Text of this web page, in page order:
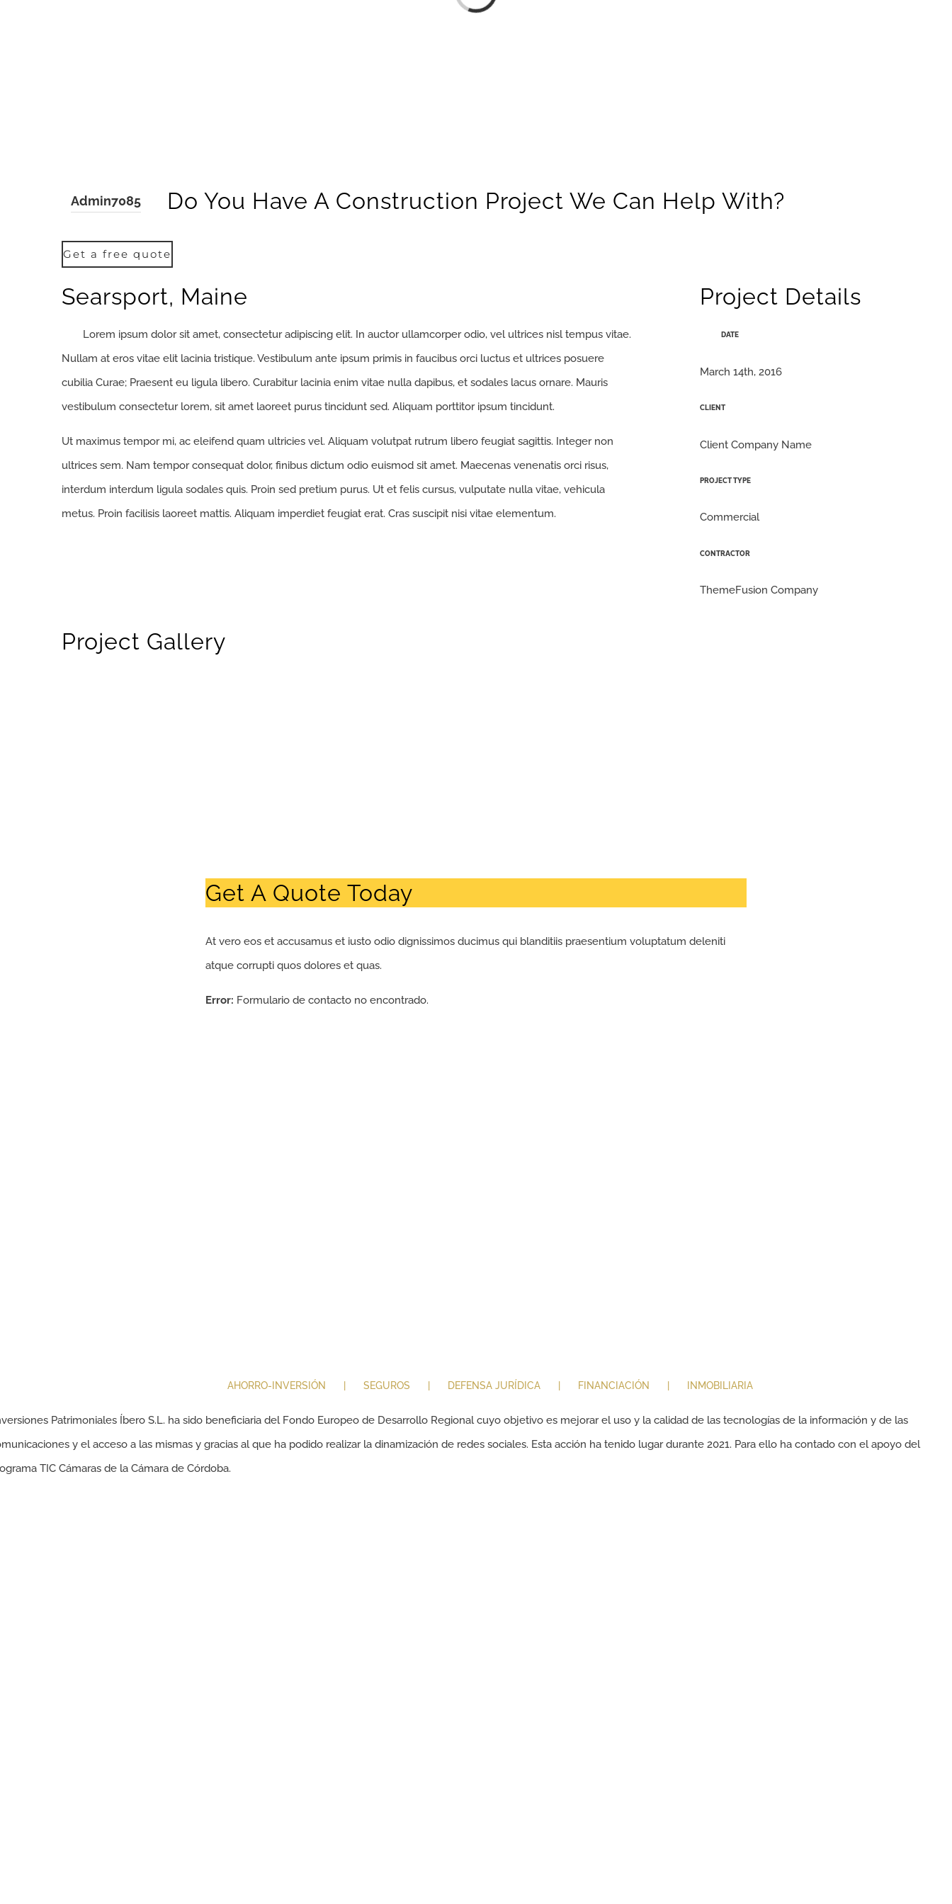
Do You Have A Construction Project We Can Help With?
Get a free quote
Searsport, Maine
Lorem ipsum dolor sit amet, consectetur adipiscing elit. In auctor ullamcorper odio, vel ultrices nisl tempus vitae.
Nullam at eros vitae elit lacinia tristique. Vestibulum ante ipsum primis in faucibus orci luctus et ultrices posuere
cubilia Curae; Praesent eu ligula libero. Curabitur lacinia enim vitae nulla dapibus, et sodales lacus ornare. Mauris
vestibulum consectetur lorem, sit amet laoreet purus tincidunt sed. Aliquam porttitor ipsum tincidunt.
Ut maximus tempor mi, ac eleifend quam ultricies vel. Aliquam volutpat rutrum libero feugiat sagittis. Integer non
ultrices sem. Nam tempor consequat dolor, finibus dictum odio euismod sit amet. Maecenas venenatis orci risus,
interdum interdum ligula sodales quis. Proin sed pretium purus. Ut et felis cursus, vulputate nulla vitae, vehicula
metus. Proin facilisis laoreet mattis. Aliquam imperdiet feugiat erat. Cras suscipit nisi vitae elementum.
Project Details
DATE
March 14th, 2016
CLIENT
Client Company Name
PROJECT TYPE
Commercial
CONTRACTOR
ThemeFusion Company
Project Gallery
Get A Quote Today
At vero eos et accusamus et iusto odio dignissimos ducimus qui blanditiis praesentium voluptatum deleniti
atque corrupti quos dolores et quas.
Error: Formulario de contacto no encontrado.
Admin7085
AHORRO-INVERSIÓN SEGUROS DEFENSA JURÍDICA FINANCIACIÓN INMOBILIARIA
Patrimoniales Íbero S.L. ha sido beneficiaria del Fondo Europeo de Desarrollo Regional cuyo objetivo es mejorar el uso y la calidad de las tecnologías de la información y de las
y el acceso a las mismas y gracias al que ha podido realizar la dinamización de redes sociales. Esta acción ha tenido lugar durante 2021. Para ello ha contado con el apoyo del
TIC Cámaras de la Cámara de Córdoba.